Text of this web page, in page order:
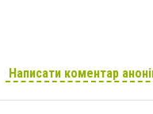
Написати коментар